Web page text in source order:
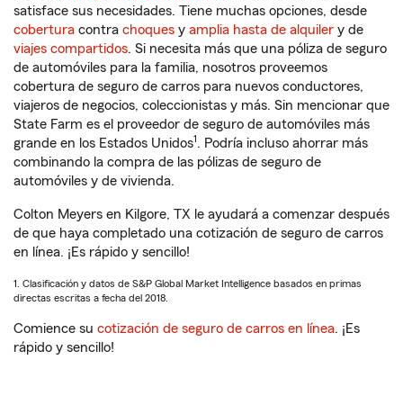
satisface sus necesidades. Tiene muchas opciones, desde
cobertura contra choques y amplia hasta de alquiler y de
viajes compartidos. Si necesita más que una póliza de seguro
de automóviles para la familia, nosotros proveemos
cobertura de seguro de carros para nuevos conductores,
viajeros de negocios, coleccionistas y más. Sin mencionar que
State Farm es el proveedor de seguro de automóviles más
grande en los Estados Unidos1. Podría incluso ahorrar más
combinando la compra de las pólizas de seguro de
automóviles y de vivienda.
Colton Meyers en Kilgore, TX le ayudará a comenzar después
de que haya completado una cotización de seguro de carros
en línea. ¡Es rápido y sencillo!
1. Clasificación y datos de S&P Global Market Intelligence basados en primas
directas escritas a fecha del 2018.
Comience su cotización de seguro de carros en línea. ¡Es
rápido y sencillo!